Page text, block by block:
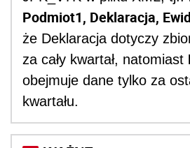
Podmiot1, Deklaracja,
że Deklaracja dotyczy
za cały kwartał, natomiast
obejmuje dane tylko za
kwartału.